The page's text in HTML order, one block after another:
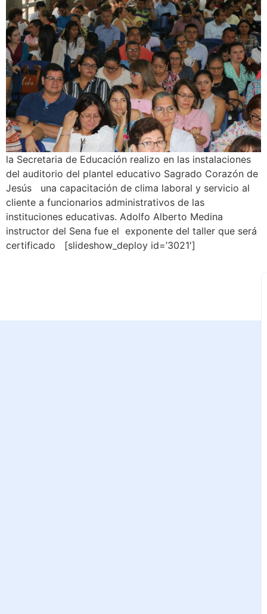
la Secretaria de Educación realizo en las instalaciones
del auditorio del plantel educativo Sagrado Corazón de
Jesús una capacitación de clima laboral y servicio al
cliente a funcionarios administrativos de las
instituciones educativas. Adolfo Alberto Medina
instructor del Sena fue el exponente del taller que será
certificado [slideshow_deploy id=’3021′]